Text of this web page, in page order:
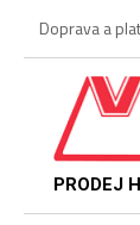
Doprava a
PRODEJ